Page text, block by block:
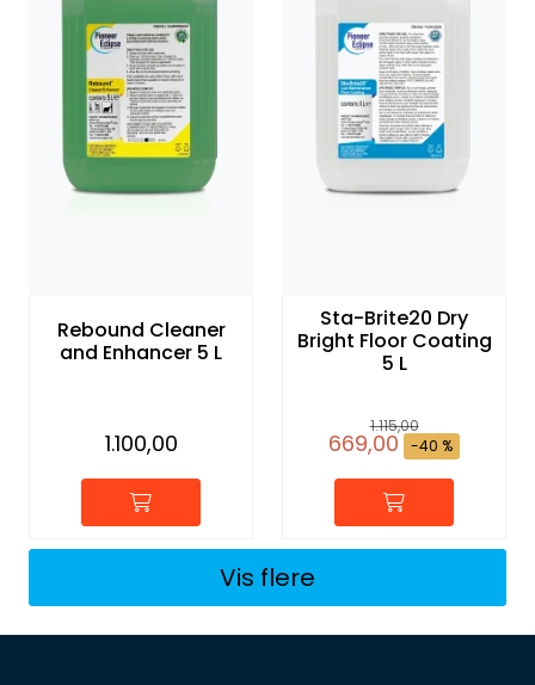
Rebound Cleaner
and Enhancer 5 L
1.100,00
Sta-Brite20 Dry
Bright Floor Coating
5 L
1.115,00
669,00 -40 %
Vis flere